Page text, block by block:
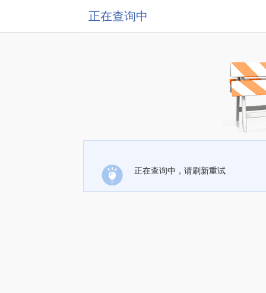
正在查询中
正在查询中，请刷新重试